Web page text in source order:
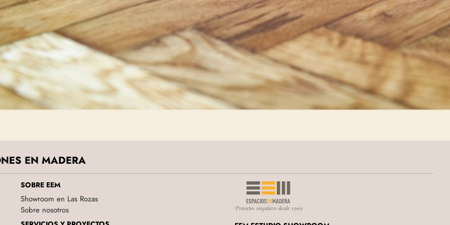
EN MADERA
SOBRE EEM
Showroom en Las Rozas
Sobre nosotros